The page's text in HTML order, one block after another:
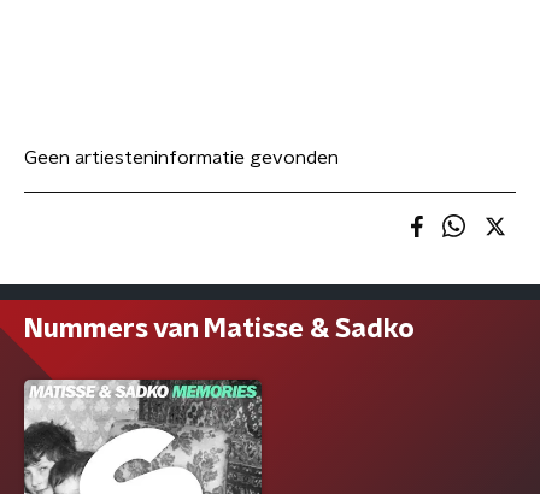
Geen artiesteninformatie gevonden
Nummers van Matisse & Sadko